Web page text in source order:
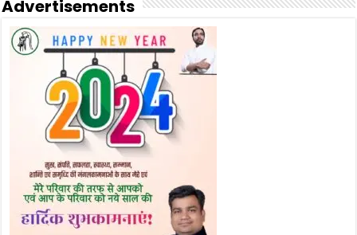
Advertisements